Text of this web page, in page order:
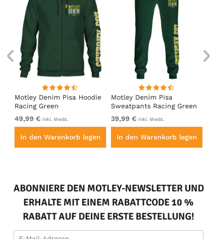
Motley Denim Pisa Hoodie
Racing Green
49,99 € inkl. MwSt.
In den Warenkorb legen
Motley Denim Pisa
Sweatpants Racing Green
39,99 € inkl. MwSt.
In den Warenkorb legen
ABONNIERE DEN MOTLEY-NEWSLETTER UND
ERHALTE MIT EINEM RABATTCODE 10 %
RABATT AUF DEINE ERSTE BESTELLUNG!